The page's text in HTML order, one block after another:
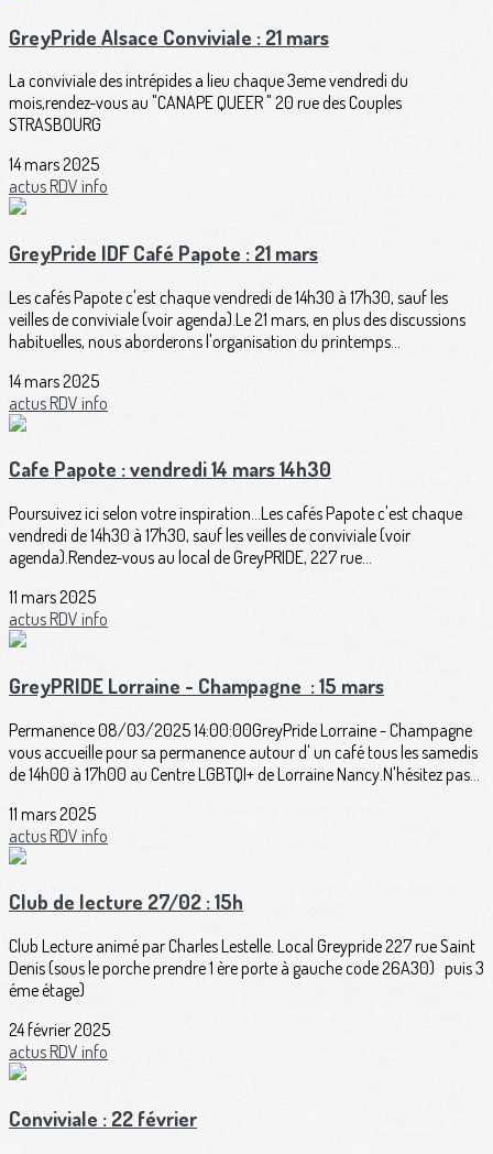
GreyPride Alsace Conviviale : 21 mars
La conviviale des intrépides a lieu chaque 3eme vendredi du
mois,rendez-vous au "CANAPE QUEER " 20 rue des Couples
STRASBOURG
14 mars 2025
actusRDV info
GreyPride IDF Café Papote : 21 mars
Les cafés Papote c'est chaque vendredi de 14h30 à 17h30, sauf les
veilles de conviviale (voir agenda).Le 21 mars, en plus des discussions
habituelles, nous aborderons l'organisation du printemps...
14 mars 2025
actus RDV info
Cafe Papote : vendredi 14 mars 14h30
Poursuivez ici selon votre inspiration...Les cafés Papote c'est chaque
vendredi de 14h30 à 17h30, sauf les veilles de conviviale (voir
agenda).Rendez-vous au local de GreyPRIDE, 227 rue...
11 mars 2025
actus RDV info
GreyPRIDE Lorraine - Champagne : 15 mars
Permanence 08/03/2025 14:00:00GreyPride Lorraine - Champagne
vous accueille pour sa permanence autour d' un café tous les samedis
de 14h00 à 17h00 au Centre LGBTQI+ de Lorraine Nancy.N'hésitez pas...
11 mars 2025
actusRDV info
Club de lecture 27/02 : 15h
Club Lecture animé par Charles Lestelle. Local Greypride 227 rue Saint
Denis (sous le porche prendre 1 ère porte à gauche code 26A30) puis 3
éme étage)
24 février 2025
actusRDV info
Conviviale : 22 février